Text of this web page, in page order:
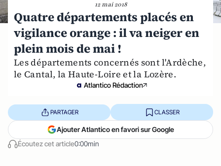
12 mai 2018
Quatre départements placés en
vigilance orange : il va neiger en
plein mois de mai !
Les départements concernés sont l'Ardèche,
le Cantal, la Haute-Loire et la Lozère.
Atlantico Rédaction
Écoutez cet article0:00min
PARTAGER CLASSER
Ajouter Atlantico en favori sur Google